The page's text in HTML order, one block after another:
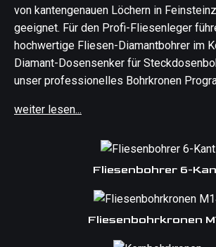
Dosensenker
Fliesenbohrer M14
Fliesenbohrer 6-Kant
Diamantschleiftöpfe
Hilfreiche Beiträge
Diamantwerkzeug FAQ
Betonrechner
von kantengenauen Löchern in
geeignet. Für den Profi-Fliesenleger
hochwertige Fliesen-Diamantbohrer im
Diamant-Dosensenker für
unser professionelles Bohrkronen
weiter lesen...
Fliesenbohrer 6-
Fliesenbohrkronen